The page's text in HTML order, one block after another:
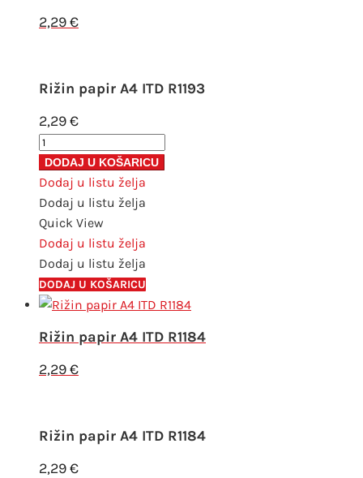
2,29€
Rižin papir A4 ITD R1193
2,29€
Rižin
papir
A4
ITD
R1193
količina
DODAJ U KOŠARICU
Dodaj u listu želja
Dodaj u listu želja
Quick View
Dodaj u listu želja
Dodaj u listu želja
DODAJ U KOŠARICU
Rižin papir A4 ITD R1184
2,29€
Rižin papir A4 ITD R1184
2,29€